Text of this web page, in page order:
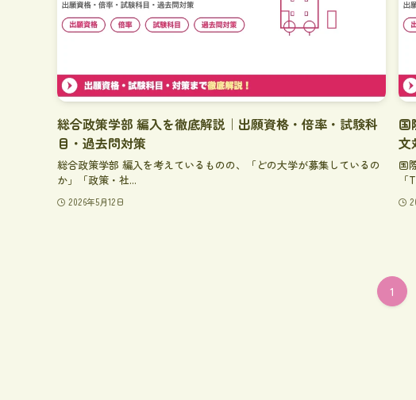
総合政策学部 編入を徹底解説｜出願資格・倍率・試験科
目・過去問対策
総合政策学部 編入を考えているものの、「どの大学が募集しているの
か」「政策・社...
2026年5月12日
国
文
国
1